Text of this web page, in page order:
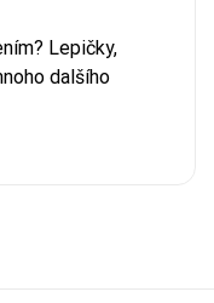
Lepičky,
dalšího